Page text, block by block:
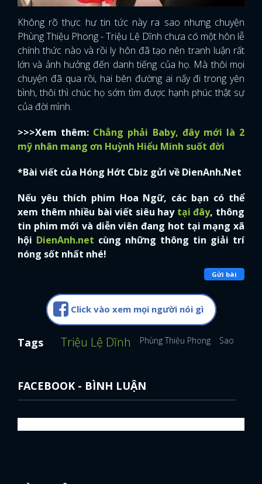
Không rõ thực hư tin tức này ra sao nhưng chuyện
Phùng Thiệu Phong - Triệu Lệ Dĩnh chưa có một hôn lễ
chính thức nào và rồi ly hôn đã tạo nên tranh luận rất
lớn và ảnh hưởng đến danh tiếng của họ. Mà thôi mọi
chuyện đã qua rồi, hai bên đường ai nấy đi trong yên
bình, thôi thì chúc họ sớm tìm được hạnh phúc thật sự
của đời mình.
>>>Xem thêm: Chẳng phải Baby, đây mới là 2
mỹ nhân mang ơn Huỳnh Hiểu Minh suốt đời
*Bài viết của Hóng Hớt Cbiz gửi về DienAnh.Net
Nếu yêu thích phim Hoa Ngữ, các bạn có thể
xem thêm nhiều bài viết siêu hay tại đây, thông
tin phim mới và diễn viên đang hot tại mạng xã
hội DienAnh.net cùng những thông tin giải trí
nóng sốt nhất nhé!
Gửi bài
Click vào xem mọi người nói gì
Tags Triệu Lệ Dĩnh Phùng Thiệu Phong Sao Hoa
FACEBOOK - BÌNH LUẬN